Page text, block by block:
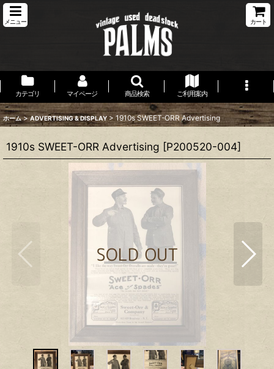
メニュー カート
カテゴリ マイページ 商品検索 ご利用案内
ホーム > ADVERTISING & DISPLAY > 1910s SWEET-ORR Advertising
1910s SWEET-ORR Advertising [P200520-004]